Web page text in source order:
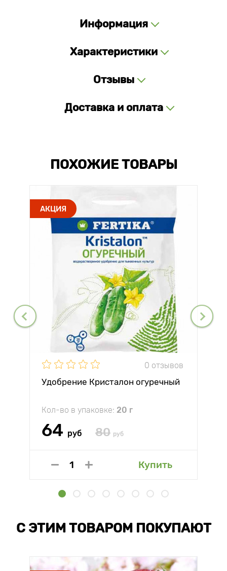
Информация
Характеристики
Отзывы
Доставка и оплата
ПОХОЖИЕ ТОВАРЫ
АКЦИЯ
0 отзывов
Удобрение Кристалон огуречный
Кол-во в упаковке: 20 г
64 руб 80 руб
Купить
С ЭТИМ ТОВАРОМ ПОКУПАЮТ